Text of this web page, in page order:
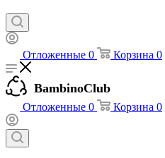
Отложенные 0 Корзина 0
BambinoClub
Отложенные 0 Корзина 0